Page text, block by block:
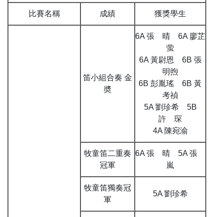
比賽名稱 成績 獲獎學生
笛小組合奏 金
奬
6A 張 晴 6A 廖芷
萤
6A 黃尉恩 6B 張
明煦
6B 彭胤瑤 6B 黃
考禎
5A 劉珍希 5B
許 琛
4A 陳宛渝
牧童笛二重奏
冠軍
6A 張 晴 5A 張
嵐
牧童笛獨奏冠
軍
5A 劉珍希